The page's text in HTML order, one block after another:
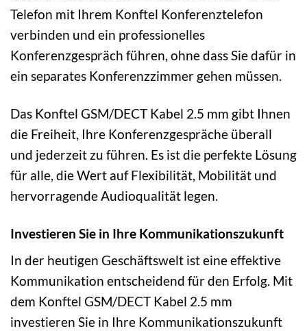
Telefon mit Ihrem Konftel Konferenztelefon
verbinden und ein professionelles
Konferenzgespräch führen, ohne dass Sie dafür in
ein separates Konferenzzimmer gehen müssen.
Das Konftel GSM/DECT Kabel 2.5 mm gibt Ihnen
die Freiheit, Ihre Konferenzgespräche überall
und jederzeit zu führen. Es ist die perfekte Lösung
für alle, die Wert auf Flexibilität, Mobilität und
hervorragende Audioqualität legen.
Investieren Sie in Ihre Kommunikationszukunft
In der heutigen Geschäftswelt ist eine effektive
Kommunikation entscheidend für den Erfolg. Mit
dem Konftel GSM/DECT Kabel 2.5 mm
investieren Sie in Ihre Kommunikationszukunft